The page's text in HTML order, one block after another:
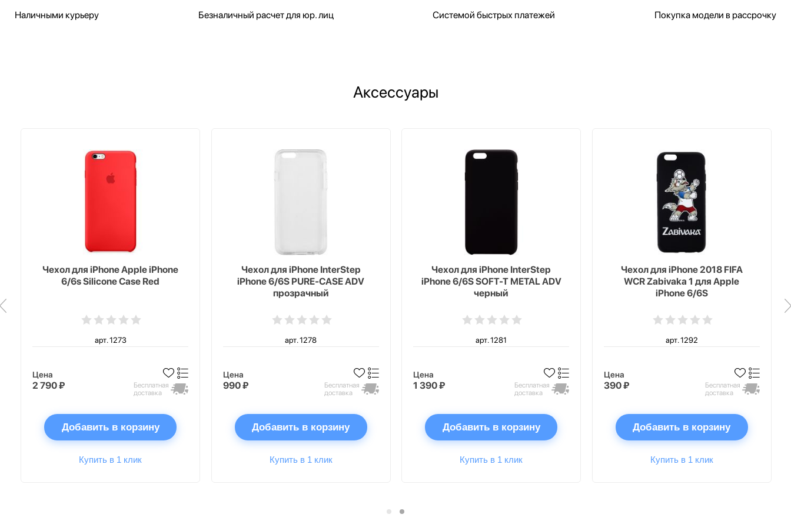
Наличными курьеру Безналичный расчет для юр. лиц Системой быстрых платежей Покупка модели в рассрочку
Аксессуары
Чехол для iPhone Apple iPhone
6/6s Silicone Case Red
арт. 1273
Цена
2 790 ₽
Бесплатная
доставка
Добавить в корзину
Купить в 1 клик
Чехол для iPhone InterStep
iPhone 6/6S PURE-CASE ADV
прозрачный
арт. 1278
Цена
990 ₽
Бесплатная
доставка
Добавить в корзину
Купить в 1 клик
Чехол для iPhone InterStep
iPhone 6/6S SOFT-T METAL ADV
черный
арт. 1281
Цена
1 390 ₽
Бесплатная
доставка
Добавить в корзину
Купить в 1 клик
Чехол для iPhone 2018 FIFA
WCR Zabivaka 1 для Apple
iPhone 6/6S
арт. 1292
Цена
390 ₽
Бесплатная
доставка
Добавить в корзину
Купить в 1 клик